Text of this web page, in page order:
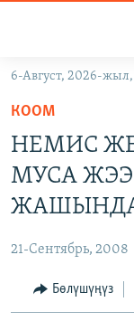
Навигацияга
өтүңүз
Издөөгө
салыңыз
САЯСАТ
МАДАНИЯТ
ДҮЙНӨ
УКРАИНА
ТВ
БҮГҮН АЗАТТЫКТА
ПОДКАСТ
6-Август, 2026-
КООМ
НЕМИС
МУСА
21-Сентябрь, 2008
Бөлүшүңүз